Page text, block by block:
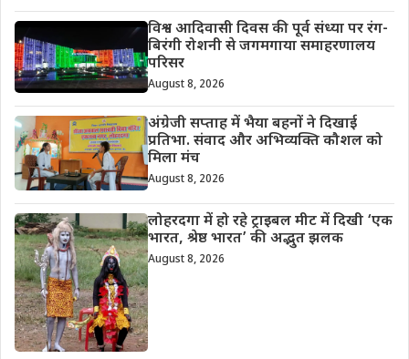
विश्व आदिवासी दिवस की पूर्व संध्या पर रंग-
बिरंगी रोशनी से जगमगाया समाहरणालय
परिसर
August 8, 2026
अंग्रेजी सप्ताह में भैया बहनों ने दिखाई
प्रतिभा. संवाद और अभिव्यक्ति कौशल को
मिला मंच
August 8, 2026
लोहरदगा में हो रहे ट्राइबल मीट में दिखी ‘एक
भारत, श्रेष्ठ भारत’ की अद्भुत झलक
August 8, 2026